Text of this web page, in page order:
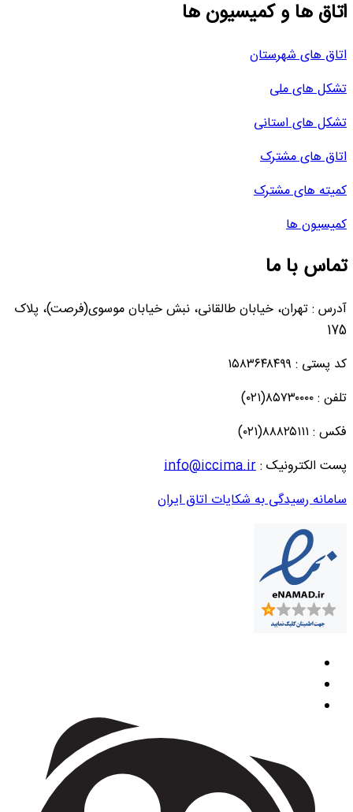
اتاق ها و کمیسیون ها
اتاق های شهرستان
تشکل های ملی
تشکل های استانی
اتاق های مشترک
کمیته های مشترک
کمیسیون ها
تماس با ما
آدرس : تهران، خیابان طالقانی، نبش خیابان موسوی(فرصت)، پلاک
175
کد پستی : ۱۵۸۳۶۴۸۴۹۹
تلفن : ۸۵۷۳۰۰۰۰(۰۲۱)
فکس : ۸۸۸۲۵۱۱۱(۰۲۱)
پست الکترونیک :info@iccima.ir
سامانه رسیدگی به شکایات اتاق ایران